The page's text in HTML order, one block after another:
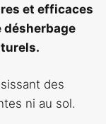
et efficaces
désherbage
des
ni au sol.